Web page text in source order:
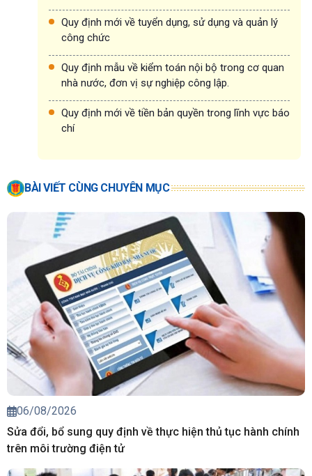
Quy định mới về tuyển dụng, sử dụng và quản lý
công chức
Quy định mẫu về kiểm toán nội bộ trong cơ quan
nhà nước, đơn vị sự nghiệp công lập.
Quy định mới về tiền bản quyền trong lĩnh vực báo
chí
BÀI VIẾT CÙNG CHUYÊN MỤC
06/08/2026
Sửa đổi, bổ sung quy định về thực hiện thủ tục hành chính
trên môi trường điện tử